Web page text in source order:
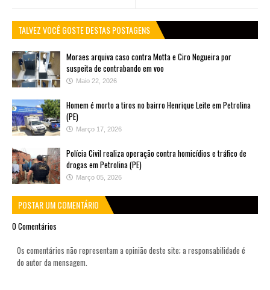
TALVEZ VOCÊ GOSTE DESTAS POSTAGENS
Moraes arquiva caso contra Motta e Ciro Nogueira por
suspeita de contrabando em voo
Maio 22, 2026
Homem é morto a tiros no bairro Henrique Leite em Petrolina
(PE)
Março 17, 2026
Polícia Civil realiza operação contra homicídios e tráfico de
drogas em Petrolina (PE)
Março 05, 2026
POSTAR UM COMENTÁRIO
0 Comentários
Os comentários não representam a opinião deste site; a responsabilidade é
do autor da mensagem.